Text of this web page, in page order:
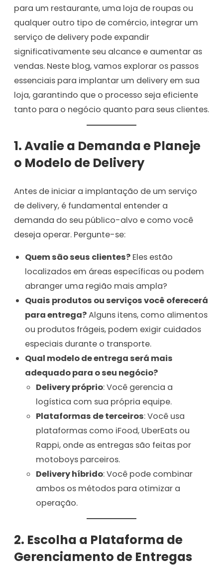
para um restaurante, uma loja de roupas ou
qualquer outro tipo de comércio, integrar um
serviço de delivery pode expandir
significativamente seu alcance e aumentar as
vendas. Neste blog, vamos explorar os passos
essenciais para implantar um delivery em sua
loja, garantindo que o processo seja eficiente
tanto para o negócio quanto para seus clientes.
1. Avalie a Demanda e Planeje
o Modelo de Delivery
Antes de iniciar a implantação de um serviço
de delivery, é fundamental entender a
demanda do seu público-alvo e como você
deseja operar. Pergunte-se:
Quem são seus clientes? Eles estão
localizados em áreas específicas ou podem
abranger uma região mais ampla?
Quais produtos ou serviços você oferecerá
para entrega?Alguns itens, como alimentos
ou produtos frágeis, podem exigir cuidados
especiais durante o transporte.
Qual modelo de entrega será mais
adequado para o seu negócio?
Delivery próprio: Você gerencia a
logística com sua própria equipe.
Plataformas de terceiros: Você usa
plataformas como iFood, UberEats ou
Rappi, onde as entregas são feitas por
motoboys parceiros.
Delivery híbrido: Você pode combinar
ambos os métodos para otimizar a
operação.
2. Escolha a Plataforma de
Gerenciamento de Entregas